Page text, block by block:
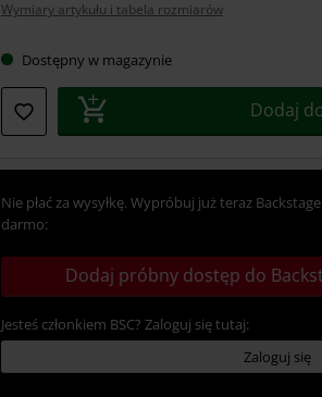
rozmiar
Wymiary artykułu i tabela rozmiarów
Dostępny w magazynie
Dodaj
Nie płać za wysyłkę. Wypróbuj już teraz
darmo:
Dodaj próbny dostęp do
Jesteś członkiem BSC? Zaloguj się tutaj:
Zaloguj się